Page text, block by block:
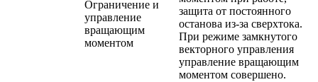
Ограничение и
управление
вращающим
моментом
защита от постоянного
останова из-за сверхтока.
При режиме замкнутого
векторного управления
управление вращающим
моментом совершено.